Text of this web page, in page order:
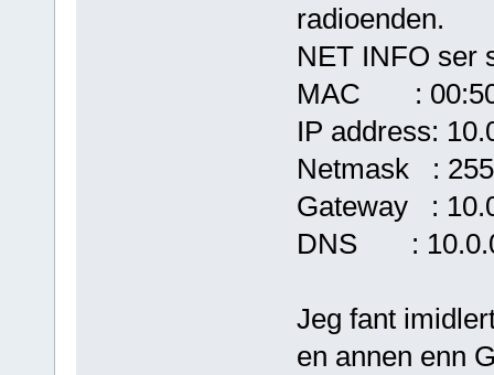
radioenden.
NET INFO ser
MAC :
IP address:
Netmask :
Gateway :
DNS :
Jeg fant
en annen enn